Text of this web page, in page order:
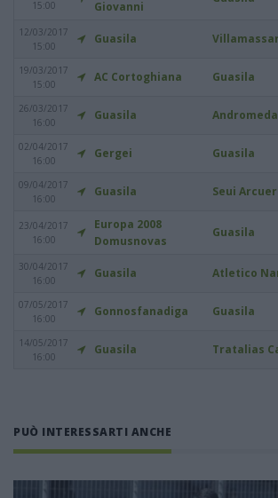
15:00 Giovanni
12/03/2017
15:00
Guasila
19/03/2017
15:00
AC Cortoghiana Guasila
26/03/2017
16:00
Guasila Andromeda
02/04/2017
16:00
Gergei Guasila
09/04/2017
16:00
Guasila Seui
23/04/2017
16:00
Europa 2008
Domusnovas
Guasila
30/04/2017
16:00
Guasila Atletico
07/05/2017
16:00
Gonnosfanadiga Guasila
14/05/2017
16:00
Guasila Tratalias
PUÒ INTERESSARTI ANCHE